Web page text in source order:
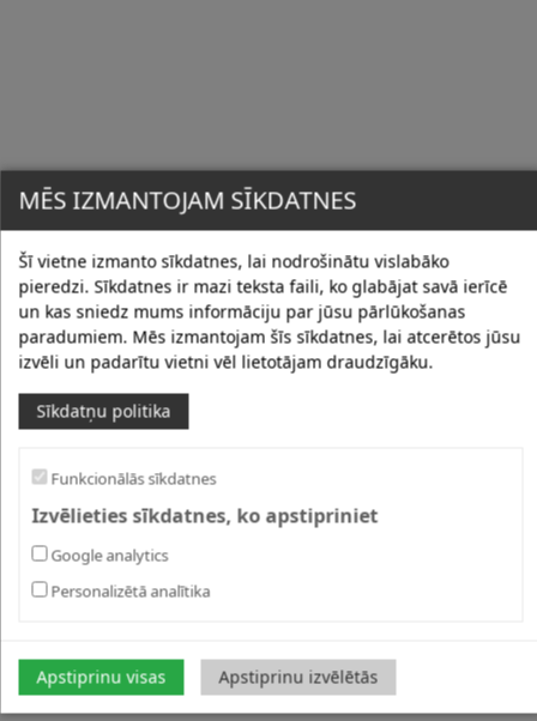
MĒS IZMANTOJAM SĪKDATNES
Šī vietne izmanto sīkdatnes, lai nodrošinātu vislabāko
pieredzi. Sīkdatnes ir mazi teksta faili, ko glabājat savā ierīcē
un kas sniedz mums informāciju par jūsu pārlūkošanas
paradumiem. Mēs izmantojam šīs sīkdatnes, lai atcerētos jūsu
izvēli un padarītu vietni vēl lietotājam draudzīgāku.
Sīkdatņu politika
Funkcionālās sīkdatnes
Izvēlieties sīkdatnes, ko apstipriniet
Google analytics
Personalizētā analītika
Apstiprinu visas Apstiprinu izvēlētās